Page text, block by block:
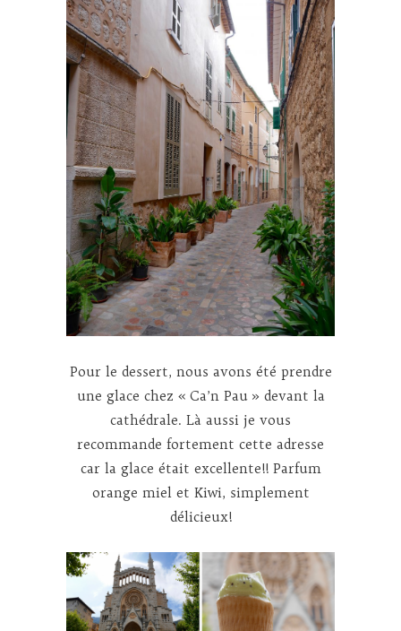
Pour le dessert, nous avons été prendre
une glace chez « Ca’n Pau » devant la
cathédrale. Là aussi je vous
recommande fortement cette adresse
car la glace était excellente!! Parfum
orange miel et Kiwi, simplement
délicieux!